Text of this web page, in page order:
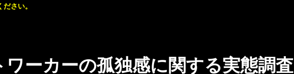
さい。
ワーカーの孤独感に関する実態調査